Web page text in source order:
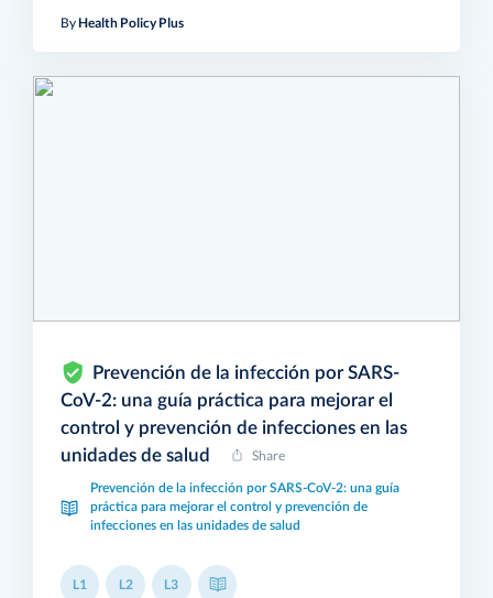
ByHealth Policy Plus
Prevención de la infección por SARS-
CoV-2: una guía práctica para mejorar el
control y prevención de infecciones en las
unidades de salud
Share
Prevención de la infección por SARS-CoV-2: una guía
práctica para mejorar el control y prevención de
infecciones en las unidades de salud
L1 L2 L3